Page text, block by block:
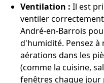
Ventilation : Il est
ventiler
André-en-Barrois
d'humidité. Pensez à
aérations dans les
(comme la cuisine,
fenêtres chaque jour